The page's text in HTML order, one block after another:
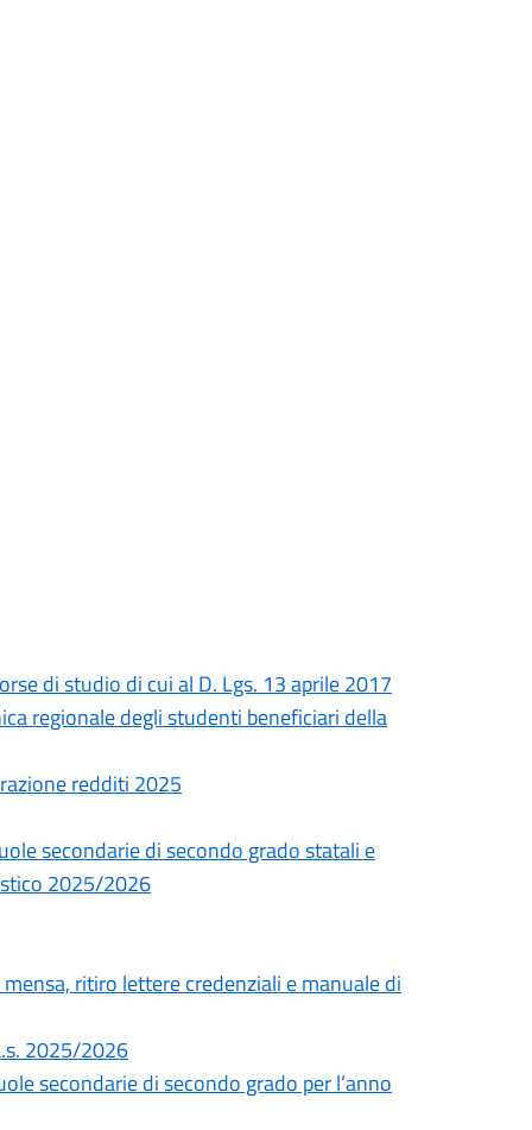
di studio di cui al D. Lgs. 13 aprile 2017
regionale degli studenti beneficiari della
redditi 2025
secondarie di secondo grado statali e
2025/2026
ritiro lettere credenziali e manuale di
2025/2026
secondarie di secondo grado per l’anno